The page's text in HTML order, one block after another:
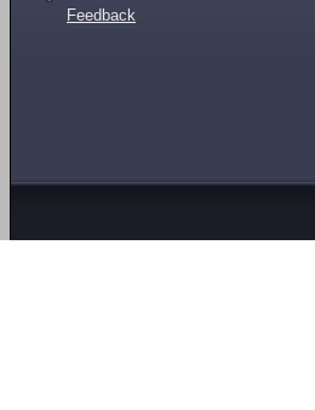
Feedback